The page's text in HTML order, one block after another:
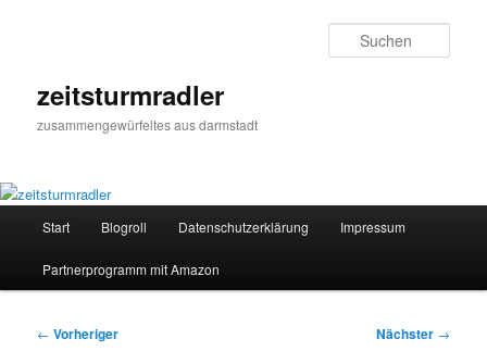
zeitsturmradler
zusammengewürfeltes aus darmstadt
Start Blogroll Datenschutzerklärung Impressum
Partnerprogramm mit Amazon
Beitragsnavigation
← Vorheriger Nächster →